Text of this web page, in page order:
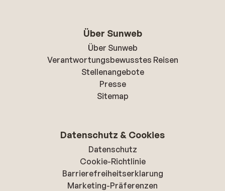
Über Sunweb
Über Sunweb
Verantwortungsbewusstes Reisen
Stellenangebote
Presse
Sitemap
Datenschutz & Cookies
Datenschutz
Cookie-Richtlinie
Barrierefreiheitserklarung
Marketing-Präferenzen